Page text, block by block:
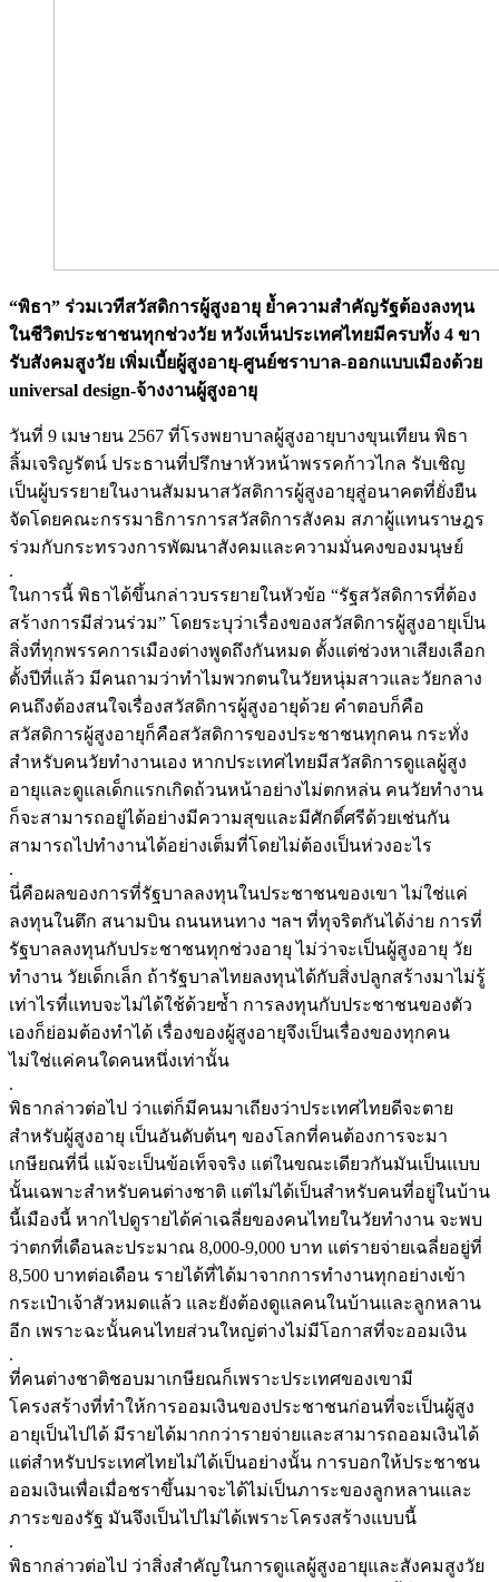
“พิธา” ร่วมเวทีสวัสดิการผู้สูงอายุ ย้ำความสำคัญรัฐต้องลงทุน
ในชีวิตประชาชนทุกช่วงวัย หวังเห็นประเทศไทยมีครบทั้ง 4 ขา
รับสังคมสูงวัย เพิ่มเบี้ยผู้สูงอายุ-ศูนย์ชราบาล-ออกแบบเมืองด้วย
universal design-จ้างงานผู้สูงอายุ
วันที่ 9 เมษายน 2567 ที่โรงพยาบาลผู้สูงอายุบางขุนเทียน พิธา
ลิ้มเจริญรัตน์ ประธานที่ปรึกษาหัวหน้าพรรคก้าวไกล รับเชิญ
เป็นผู้บรรยายในงานสัมมนาสวัสดิการผู้สูงอายุสู่อนาคตที่ยั่งยืน
จัดโดยคณะกรรมาธิการการสวัสดิการสังคม สภาผู้แทนราษฎร
ร่วมกับกระทรวงการพัฒนาสังคมและความมั่นคงของมนุษย์
.
ในการนี้ พิธาได้ขึ้นกล่าวบรรยายในหัวข้อ “รัฐสวัสดิการที่ต้อง
สร้างการมีส่วนร่วม” โดยระบุว่าเรื่องของสวัสดิการผู้สูงอายุเป็น
สิ่งที่ทุกพรรคการเมืองต่างพูดถึงกันหมด ตั้งแต่ช่วงหาเสียงเลือก
ตั้งปีที่แล้ว มีคนถามว่าทำไมพวกตนในวัยหนุ่มสาวและวัยกลาง
คนถึงต้องสนใจเรื่องสวัสดิการผู้สูงอายุด้วย คำตอบก็คือ
สวัสดิการผู้สูงอายุก็คือสวัสดิการของประชาชนทุกคน กระทั่ง
สำหรับคนวัยทำงานเอง หากประเทศไทยมีสวัสดิการดูแลผู้สูง
อายุและดูแลเด็กแรกเกิดถ้วนหน้าอย่างไม่ตกหล่น คนวัยทำงาน
ก็จะสามารถอยู่ได้อย่างมีความสุขและมีศักดิ์ศรีด้วยเช่นกัน
สามารถไปทำงานได้อย่างเต็มที่โดยไม่ต้องเป็นห่วงอะไร
.
นี่คือผลของการที่รัฐบาลลงทุนในประชาชนของเขา ไม่ใช่แค่
ลงทุนในตึก สนามบิน ถนนหนทาง ฯลฯ ที่ทุจริตกันได้ง่าย การที่
รัฐบาลลงทุนกับประชาชนทุกช่วงอายุ ไม่ว่าจะเป็นผู้สูงอายุ วัย
ทำงาน วัยเด็กเล็ก ถ้ารัฐบาลไทยลงทุนได้กับสิ่งปลูกสร้างมาไม่รู้
เท่าไรที่แทบจะไม่ได้ใช้ด้วยซ้ำ การลงทุนกับประชาชนของตัว
เองก็ย่อมต้องทำได้ เรื่องของผู้สูงอายุจึงเป็นเรื่องของทุกคน
ไม่ใช่แค่คนใดคนหนึ่งเท่านั้น
.
พิธากล่าวต่อไป ว่าแต่ก็มีคนมาเถียงว่าประเทศไทยดีจะตาย
สำหรับผู้สูงอายุ เป็นอันดับต้นๆ ของโลกที่คนต้องการจะมา
เกษียณที่นี่ แม้จะเป็นข้อเท็จจริง แต่ในขณะเดียวกันมันเป็นแบบ
นั้นเฉพาะสำหรับคนต่างชาติ แต่ไม่ได้เป็นสำหรับคนที่อยู่ในบ้าน
นี้เมืองนี้ หากไปดูรายได้ค่าเฉลี่ยของคนไทยในวัยทำงาน จะพบ
ว่าตกที่เดือนละประมาณ 8,000-9,000 บาท แต่รายจ่ายเฉลี่ยอยู่ที่
8,500 บาทต่อเดือน รายได้ที่ได้มาจากการทำงานทุกอย่างเข้า
กระเป๋าเจ้าสัวหมดแล้ว และยังต้องดูแลคนในบ้านและลูกหลาน
อีก เพราะฉะนั้นคนไทยส่วนใหญ่ต่างไม่มีโอกาสที่จะออมเงิน
.
ที่คนต่างชาติชอบมาเกษียณก็เพราะประเทศของเขามี
โครงสร้างที่ทำให้การออมเงินของประชาชนก่อนที่จะเป็นผู้สูง
อายุเป็นไปได้ มีรายได้มากกว่ารายจ่ายและสามารถออมเงินได้
แต่สำหรับประเทศไทยไม่ได้เป็นอย่างนั้น การบอกให้ประชาชน
ออมเงินเพื่อเมื่อชราขึ้นมาจะได้ไม่เป็นภาระของลูกหลานและ
ภาระของรัฐ มันจึงเป็นไปไม่ได้เพราะโครงสร้างแบบนี้
.
พิธากล่าวต่อไป ว่าสิ่งสำคัญในการดูแลผู้สูงอายุและสังคมสูงวัย